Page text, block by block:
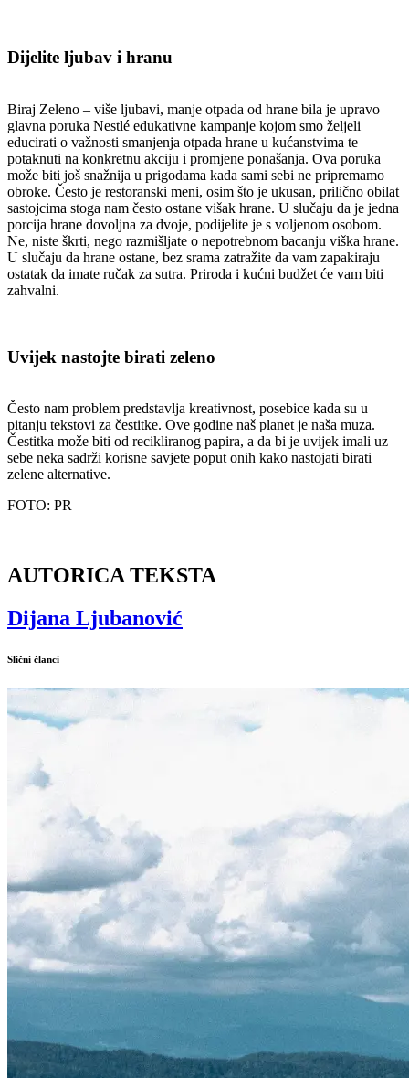
Dijelite ljubav i hranu
Biraj Zeleno – više ljubavi, manje otpada od hrane bila je upravo
glavna poruka Nestlé edukativne kampanje kojom smo željeli
educirati o važnosti smanjenja otpada hrane u kućanstvima te
potaknuti na konkretnu akciju i promjene ponašanja. Ova poruka
može biti još snažnija u prigodama kada sami sebi ne pripremamo
obroke. Često je restoranski meni, osim što je ukusan, prilično obilat
sastojcima stoga nam često ostane višak hrane. U slučaju da je jedna
porcija hrane dovoljna za dvoje, podijelite je s voljenom osobom.
Ne, niste škrti, nego razmišljate o nepotrebnom bacanju viška hrane.
U slučaju da hrane ostane, bez srama zatražite da vam zapakiraju
ostatak da imate ručak za sutra. Priroda i kućni budžet će vam biti
zahvalni.
Uvijek nastojte birati zeleno
Često nam problem predstavlja kreativnost, posebice kada su u
pitanju tekstovi za čestitke. Ove godine naš planet je naša muza.
Čestitka može biti od recikliranog papira, a da bi je uvijek imali uz
sebe neka sadrži korisne savjete poput onih kako nastojati birati
zelene alternative.
FOTO: PR
AUTORICA TEKSTA
Dijana Ljubanović
Slični članci